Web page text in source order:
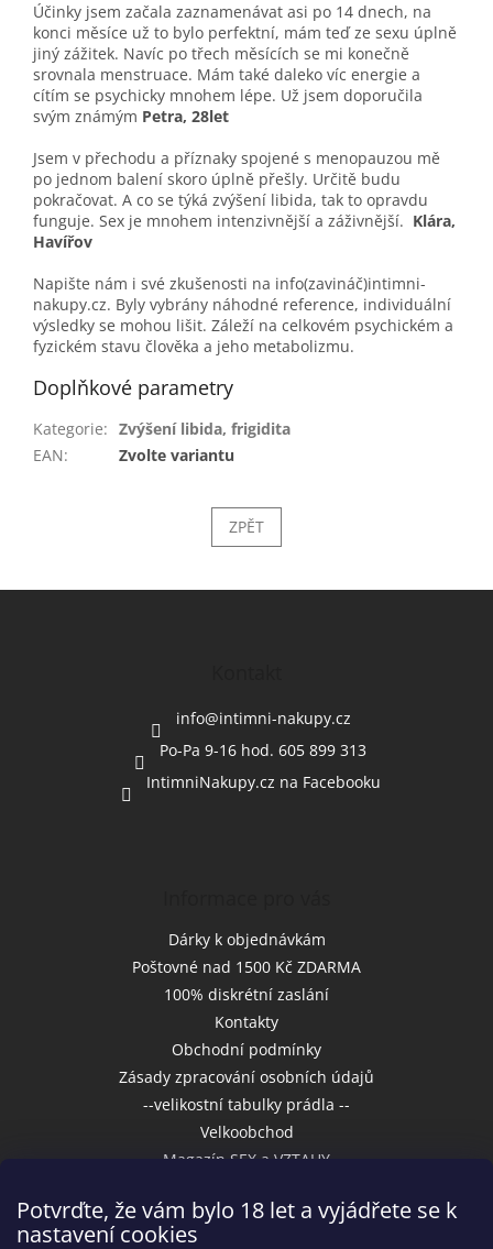
Potvrďte, že vám bylo 18 let a vyjádřete se k
nastavení cookies
Účinky jsem začala zaznamenávat asi po 14 dnech, na
konci měsíce už to bylo perfektní, mám teď ze sexu úplně
jiný zážitek. Navíc po třech měsících se mi konečně
srovnala menstruace. Mám také daleko víc energie a
cítím se psychicky mnohem lépe. Už jsem doporučila
svým známým Petra, 28let
Jsem v přechodu a příznaky spojené s menopauzou mě
po jednom balení skoro úplně přešly. Určitě budu
pokračovat. A co se týká zvýšení libida, tak to opravdu
funguje. Sex je mnohem intenzivnější a záživnější. Klára,
Havířov
Napište nám i své zkušenosti na info(zavináč)intimni-
nakupy.cz. Byly vybrány náhodné reference, individuální
výsledky se mohou lišit. Záleží na celkovém psychickém a
fyzickém stavu člověka a jeho metabolizmu.
Doplňkové parametry
Kategorie: Zvýšení libida, frigidita
EAN: Zvolte variantu
ZPĚT
info@intimni-nakupy.cz
Po-Pa 9-16 hod. 605 899 313
IntimniNakupy.cz na Facebooku
Dárky k objednávkám
Poštovné nad 1500 Kč ZDARMA
100% diskrétní zaslání
Kontakty
Obchodní podmínky
Zásady zpracování osobních údajů
--velikostní tabulky prádla --
Velkoobchod
Magazín SEX a VZTAHY